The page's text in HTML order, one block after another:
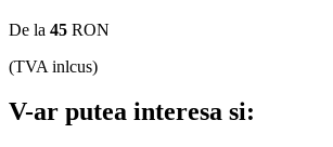
De la 45 RON
(TVA inlcus)
V-ar putea interesa si: